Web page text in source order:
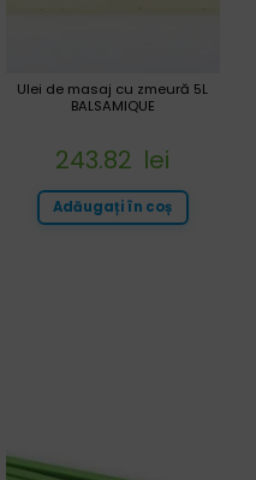
Ulei de masaj cu zmeură 5L
BALSAMIQUE
243.82 lei
Adăugați în coș